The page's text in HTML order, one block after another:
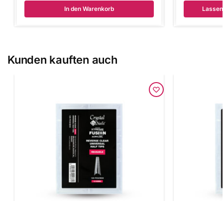
In den Warenkorb
Kunden kauften auch